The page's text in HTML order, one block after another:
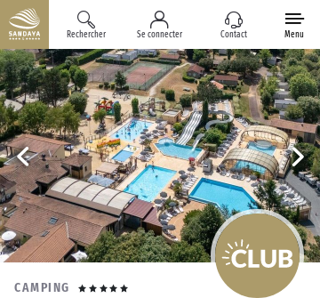
Rechercher Se connecter Contact Menu
CAMPING